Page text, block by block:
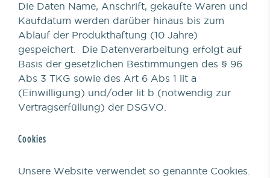
Die Daten Name, Anschrift, gekaufte Waren und
Kaufdatum werden darüber hinaus bis zum
Ablauf der Produkthaftung (10 Jahre)
gespeichert. Die Datenverarbeitung erfolgt auf
Basis der gesetzlichen Bestimmungen des § 96
Abs 3 TKG sowie des Art 6 Abs 1 lit a
(Einwilligung) und/oder lit b (notwendig zur
Vertragserfüllung) der DSGVO.
Cookies
Unsere Website verwendet so genannte Cookies.